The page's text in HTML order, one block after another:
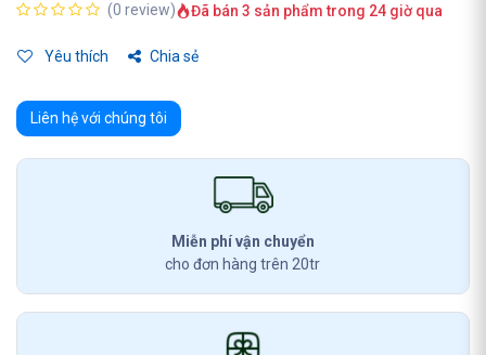
(0 review) Đã bán 3 sản phẩm trong 24 giờ qua
Yêu thích Chia sẻ
Liên hệ với chúng tôi
Miễn phí vận chuyển
cho đơn hàng trên 20tr